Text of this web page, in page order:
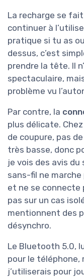
La recharge se
continuer à
pratique si tu as
dessus, c’est
prendre la tête. Il
spectaculaire,
problème vu
Par contre, la
plus délicate.
de coupure, pas
très basse, donc
je vois des avis du
sans-fil ne
et ne se connecte
pas sur un cas
mentionnent des
désynchro.
Le Bluetooth 5.0,
pour le téléphone,
j’utiliserais pour